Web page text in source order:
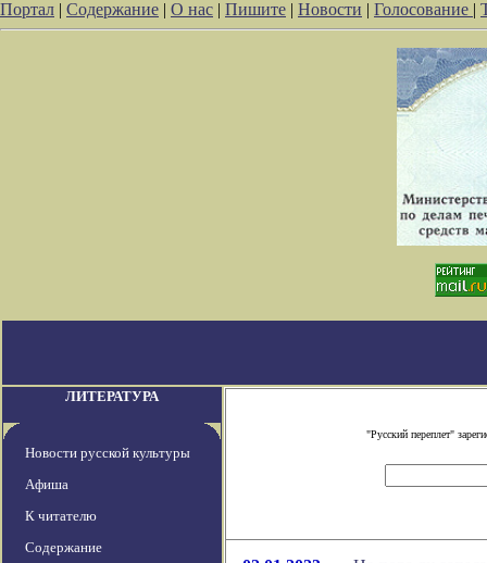
Портал | Содержание | О нас | Пишите | Новости | Голосование |
ЛИТЕРАТУРА
Новости русской культуры
Афиша
К читателю
Содержание
"Русский переплет"